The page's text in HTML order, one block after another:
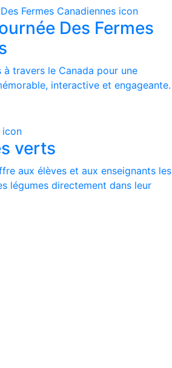
Des Fermes
à travers le Canada pour une
interactive et engageante.
verts
aux élèves et aux enseignants les
légumes directement dans leur